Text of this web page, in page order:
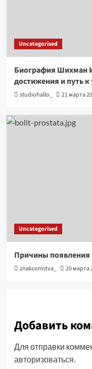
Uncategorised
Биография Шихман
достижения и путь к
studiohallo_ 21 марта
Uncategorised
Причины появления
znakcomstva_ 20 марта
Добавить
Для отправки
авторизоваться.